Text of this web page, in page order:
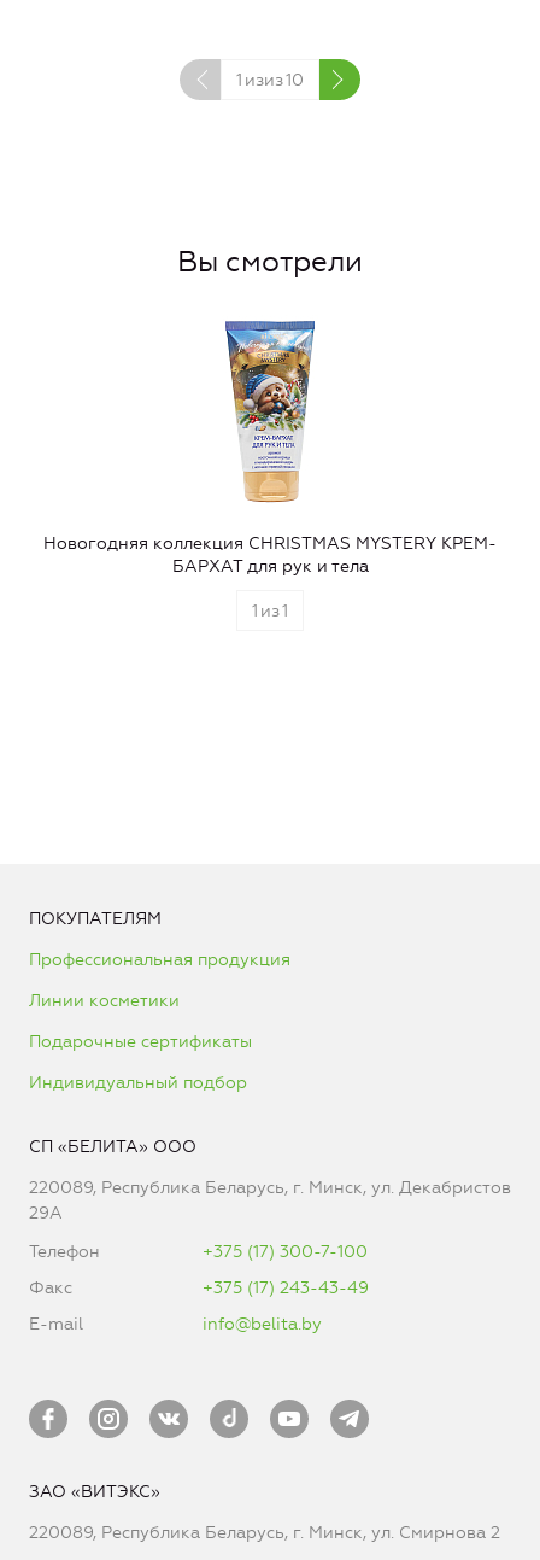
1 изиз10
Вы смотрели
Новогодняя коллекция CHRISTMAS MYSTERY КРЕМ-
БАРХАТ для рук и тела
1 из1
ПОКУПАТЕЛЯМ
Профессиональная продукция
Линии косметики
Подарочные сертификаты
Индивидуальный подбор
СП «БЕЛИТА» ООО
220089, Республика Беларусь, г. Минск, ул. Декабристов
29А
Телефон
+375 (17) 300-7-100
Факс
+375 (17) 243-43-49
E-mail
info@belita.by
ЗАО «ВИТЭКС»
220089, Республика Беларусь, г. Минск, ул. Смирнова 2